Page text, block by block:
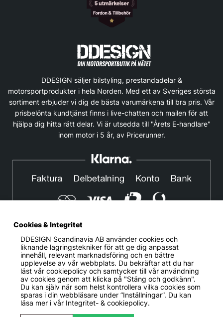
DDESIGN säljer bilstyling, prestandadelar &
motorsportprodukter i hela Norden. Med ett av Sveriges största
sortiment erbjuder vi dig de bästa varumärkena till bra pris. Vår
prisbelönta kundtjänst finns i live-chatten och mailen för att
hjälpa dig hitta rätt delar. Vi är utsedda till "Årets E-handlare"
inom motor i 5 år, av Pricerunner.
© DDESIGN. Alla rättigheter reserverade.
Om oss|Privacy policy|Cookiepolicy|Köp- och
leveransvillkor
Telefonnummer: 019-507 40 01
Helgfria vardagar 10:00-12:00
DDESIGN Scandinavia AB Organisationsnummer:
Cookies & Integritet
DDESIGN Scandinavia ABanvänder cookies och
liknande lagringstekniker för att ge dig anpassat
innehåll, relevant marknadsföring och en bättre
upplevelse av vår webbplats. Du bekräftar att du har
läst vår cookiepolicy och samtycker till vår användning
av cookies genom att klicka på "Stäng och godkänn".
Du kan själv när som helst kontrollera vilka cookies som
sparas i din webbläsare under ”Inställningar”. Du kan
läsa mer i vår Integritet- & cookiepolicy.